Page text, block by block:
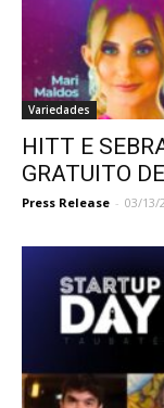
Variedades
HITT E
GRATUITO
Press Release - 03/13/